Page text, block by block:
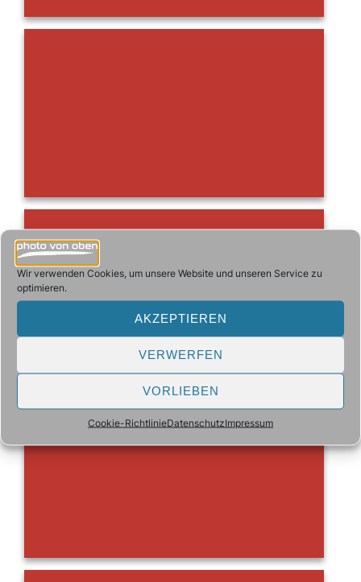
Wir verwenden Cookies, um unsere Website und unseren Service zu
optimieren.
AKZEPTIEREN
VERWERFEN
VORLIEBEN
Cookie-RichtlinieDatenschutzImpressum